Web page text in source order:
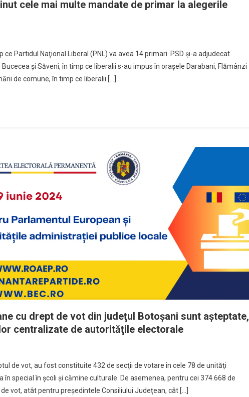
cele mai multe mandate de primar la alegerile
ce Partidul Naţional Liberal (PNL) va avea 14 primari. PSD şi-a adjudecat
şi Săveni, în timp ce liberalii s-au impus în oraşele Darabani, Flămânzi
de comune, în timp ce liberalii […]
cu drept de vot din judeţul Botoşani sunt aşteptate,
centralizate de autorităţile electorale
de vot, au fost constituite 432 de secţii de votare în cele 78 de unităţi
special în şcoli şi cămine culturale. De asemenea, pentru cei 374.668 de
vot, atât pentru preşedintele Consiliului Judeţean, cât […]